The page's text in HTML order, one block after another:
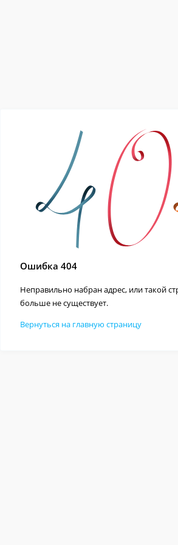
Ошибка 404
Неправильно набран адрес, или такой
больше не существует.
Вернуться на главную страницу